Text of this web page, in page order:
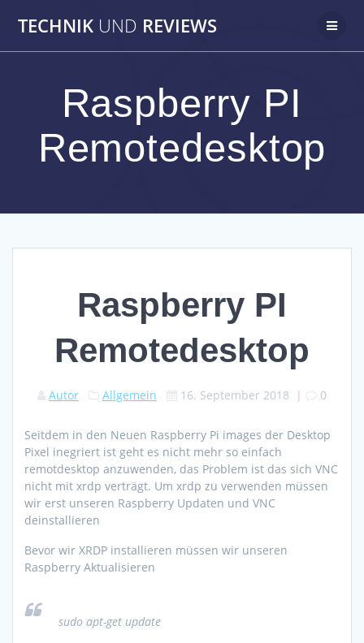
Inhalt
TECHNIK UND REVIEWS
Raspberry PI
Remotedesktop
Raspberry PI
Remotedesktop
Autor Allgemein 16. September 2018 | 0
Seitdem in den Neuen Raspberry Pi images der Desktop
Pixel inegriert ist geht es nicht mehr so einfach
remotdesktop anzuwenden, das Problem ist das sich VNC
nicht mit xrdp verträgt. Um xrdp zu verwenden müssen
wir erst unseren Raspberry Updaten und VNC
deinstallieren
Bevor wir XRDP installieren müssen wir unseren
Raspberry Aktualisieren
sudo apt-get update